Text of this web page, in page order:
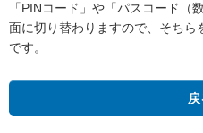
「PINコード」や「パスコード（
面に切り替わりますので、そち
です。
戻